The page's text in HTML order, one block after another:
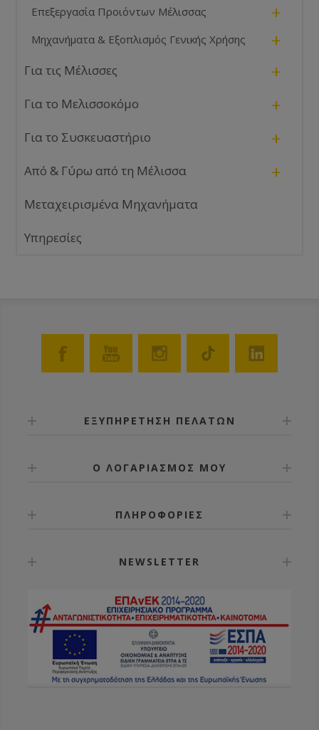
Επεξεργασία Προιόντων Μέλισσας +
Μηχανήματα & Εξοπλισμός Γενικής Χρήσης +
Για τις Μέλισσες +
Για το Μελισσοκόμο +
Για το Συσκευαστήριο +
Από & Γύρω από τη Μέλισσα +
Μεταχειρισμένα Μηχανήματα
Υπηρεσίες
ΕΞΥΠΗΡΕΤΗΣΗ ΠΕΛΑΤΩΝ
Ο ΛΟΓΑΡΙΑΣΜΟΣ ΜΟΥ
ΠΛΗΡΟΦΟΡΙΕΣ
NEWSLETTER